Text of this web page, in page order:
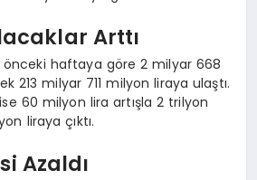
Arttı
önceki haftaya göre 2 milyar 668
213 milyar 711 milyon liraya ulaştı.
60 milyon lira artışla 2 trilyon
liraya çıktı.
Azaldı